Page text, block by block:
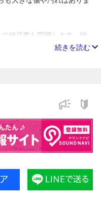
納品書を同梱します。納
報が書かれているため、第
コメントください。
続きを読む